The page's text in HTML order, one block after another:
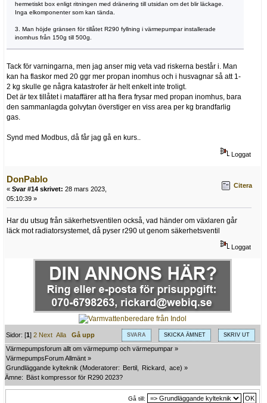
hermetiskt box enligt ritningen med dränering till utsidan om det blir läckage.
Inga elkomponenter som kan tända.
3. Man höjde gränsen för tillåtet R290 fyllning i värmepumpar installerade
inomhus från 150g till 500g.
Tack för varningarna, men jag anser mig veta vad riskerna består i. Man
kan ha flaskor med 20 ggr mer propan inomhus och i husvagnar så att 1-
2 kg skulle ge några katastrofer är helt enkelt inte troligt.
Det är tex tillåtet i mataffärer att ha flera frysar med propan inomhus, bara
den sammanlagda golvytan överstiger en viss area per kg brandfarlig
gas.
Synd med Modbus, då får jag gå en kurs..
Loggat
DonPablo
« Svar #14 skrivet: 28 mars 2023,
05:10:39 »
Citera
Har du utsug från säkerhetsventilen också, vad händer om växlaren går
läck mot radiatorsystemet, då pyser r290 ut genom säkerhetsventil
Loggat
SVARA SKICKA ÄMNET SKRIV UT
Sidor: [1]2 Next Alla
Gå upp
Värmepumpsforum allt om värmepump och värmepumpar »
VärmepumpsForum Allmänt »
Grundläggande kylteknik (Moderatorer: Bertil , Rickard, ace) »
Ämne:
Bäst kompressor för R290 2023?
Gå till: